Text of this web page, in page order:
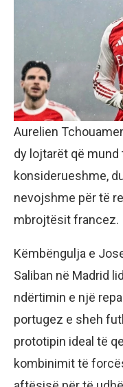
Aurelien
dy lojtarët që
konsiderueshme,
nevojshme për të
mbrojtësit francez.
Këmbëngulja e
Saliban në Madrid
ndërtimin e një
portugez e sheh
prototipin ideal të
kombinimit të